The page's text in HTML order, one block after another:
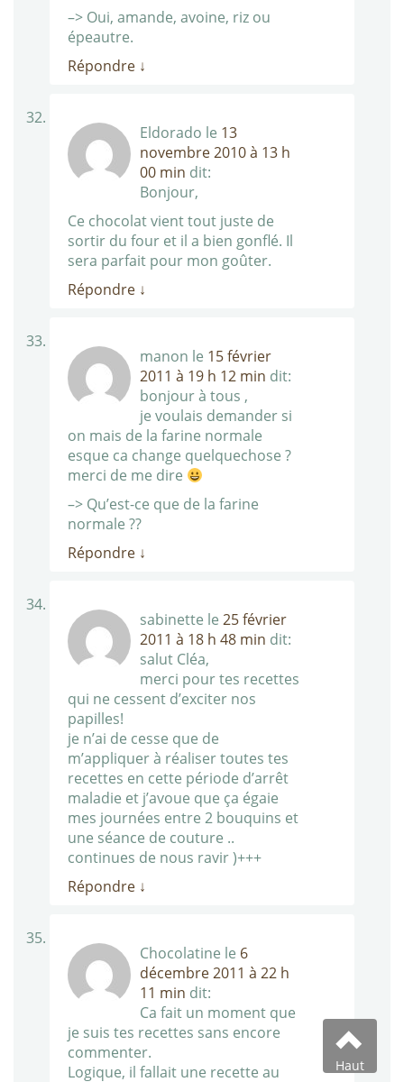
–> Oui, amande, avoine, riz ou
épeautre.
Répondre ↓
Eldorado le 13
novembre 2010 à 13 h
00 min dit:
Bonjour,
Ce chocolat vient tout juste de
sortir du four et il a bien gonflé. Il
sera parfait pour mon goûter.
Répondre ↓
manon le 15 février
2011 à 19 h 12 min dit:
bonjour à tous ,
je voulais demander si
on mais de la farine normale
esque ca change quelquechose ?
merci de me dire
–> Qu’est-ce que de la farine
normale ??
Répondre ↓
sabinette le 25 février
2011 à 18 h 48 min dit:
salut Cléa,
merci pour tes recettes
qui ne cessent d’exciter nos
papilles!
je n’ai de cesse que de
m’appliquer à réaliser toutes tes
recettes en cette période d’arrêt
maladie et j’avoue que ça égaie
mes journées entre 2 bouquins et
une séance de couture ..
continues de nous ravir )+++
Répondre ↓
Chocolatine le 6
décembre 2011 à 22 h
11 min dit:
Ca fait un moment que
je suis tes recettes sans encore
commenter.
Logique, il fallait une recette au
Haut